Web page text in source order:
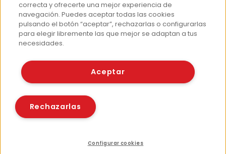
Contacto
Prensa
Corpus Lingüístico Consumer
© Fundación EROSKI
Políticas de cookies
correcta y ofrecerte una mejor experiencia de
navegación. Puedes aceptar todas las cookies
pulsando el botón “aceptar”, rechazarlas o configurarlas
para elegir libremente las que mejor se adaptan a tus
necesidades.
Aceptar
Rechazarlas
Configurar cookies